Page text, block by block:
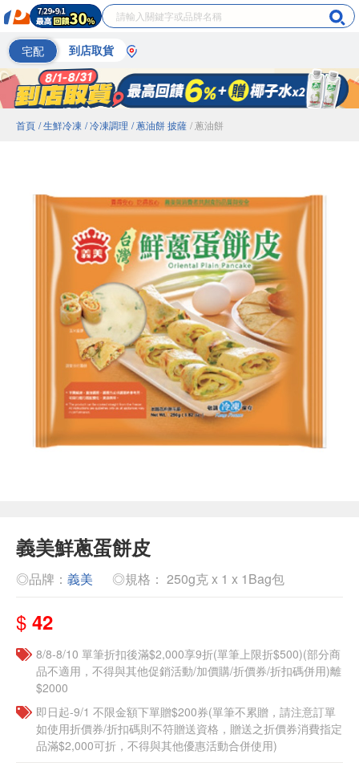
宅配 到店取貨
首頁 / 生鮮冷凍 / 冷凍調理 / 蔥油餅 披薩 / 蔥油餅
義美鮮蔥蛋餅皮
◎品牌： 義美 ◎規格： 250g克 x 1 x 1Bag包
$ 42
8/8-8/10 單筆折扣後滿$2,000享9折(單筆上限折$500)(部分商
品不適用，不得與其他促銷活動/加價購/折價券/折扣碼併用)離
$2000
即日起-9/1 不限金額下單贈$200券(單筆不累贈，請注意訂單
如使用折價券/折扣碼則不符贈送資格，贈送之折價券消費指定
品滿$2,000可折，不得與其他優惠活動合併使用)